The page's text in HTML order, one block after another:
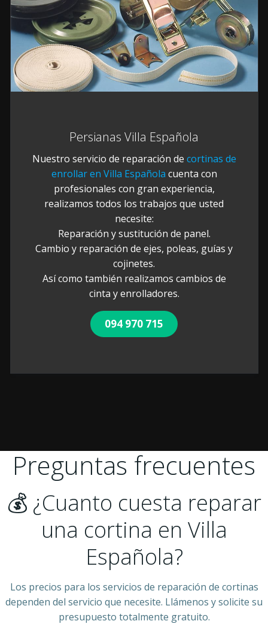
Persianas Villa Española
Nuestro servicio de reparación de cortinas de
enrollar en Villa Española cuenta con
profesionales con gran experiencia,
realizamos todos los trabajos que usted
necesite:
Reparación y sustitución de panel.
Cambio y reparación de ejes, poleas, guías y
cojinetes.
Así como también realizamos cambios de
cinta y enrolladores.
094 970 715
Preguntas frecuentes
💰 ¿Cuanto cuesta reparar
una cortina en Villa
Española?
Los precios para los servicios de reparación de cortinas
dependen del servicio que necesite. Llámenos y solicite su
presupuesto totalmente gratuito.